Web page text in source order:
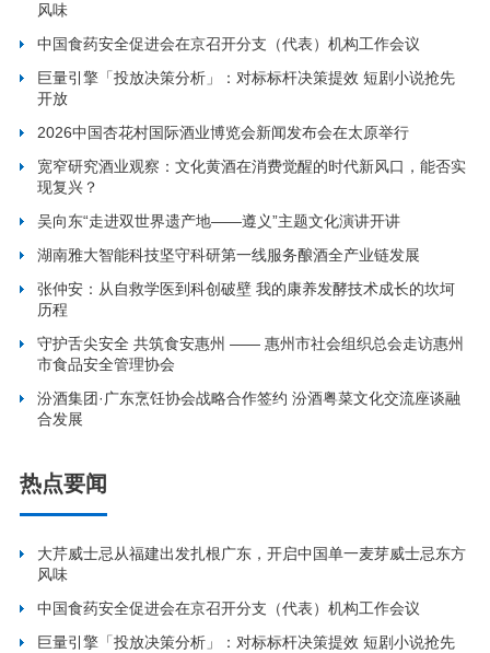
风味
中国食药安全促进会在京召开分支（代表）机构工作会议
巨量引擎「投放决策分析」：对标标杆决策提效 短剧小说抢先
开放
2026中国杏花村国际酒业博览会新闻发布会在太原举行
宽窄研究酒业观察：文化黄酒在消费觉醒的时代新风口，能否实
现复兴？
吴向东“走进双世界遗产地——遵义”主题文化演讲开讲
湖南雅大智能科技坚守科研第一线服务酿酒全产业链发展
张仲安：从自救学医到科创破壁 我的康养发酵技术成长的坎坷
历程
守护舌尖安全 共筑食安惠州 —— 惠州市社会组织总会走访惠州
市食品安全管理协会
汾酒集团·广东烹饪协会战略合作签约 汾酒粤菜文化交流座谈融
合发展
热点要闻
大芹威士忌从福建出发扎根广东，开启中国单一麦芽威士忌东方
风味
中国食药安全促进会在京召开分支（代表）机构工作会议
巨量引擎「投放决策分析」：对标标杆决策提效 短剧小说抢先